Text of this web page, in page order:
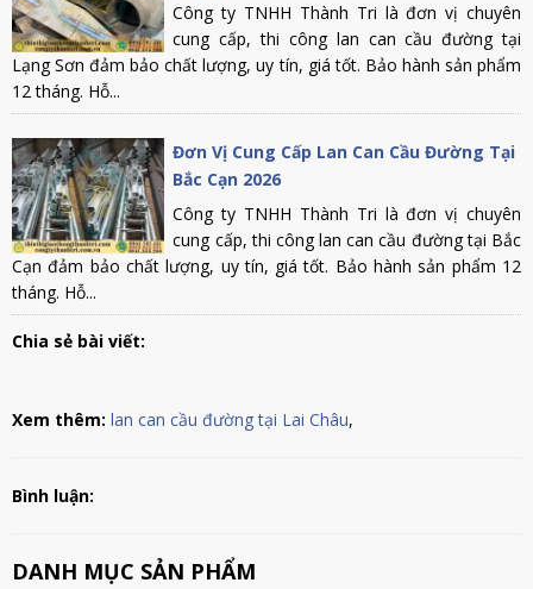
Công ty TNHH Thành Tri là đơn vị chuyên
cung cấp, thi công lan can cầu đường tại
Lạng Sơn đảm bảo chất lượng, uy tín, giá tốt. Bảo hành sản phẩm
12 tháng. Hỗ...
Đơn Vị Cung Cấp Lan Can Cầu Đường Tại
Bắc Cạn 2026
Công ty TNHH Thành Tri là đơn vị chuyên
cung cấp, thi công lan can cầu đường tại Bắc
Cạn đảm bảo chất lượng, uy tín, giá tốt. Bảo hành sản phẩm 12
tháng. Hỗ...
Chia sẻ bài viết:
Xem thêm: lan can cầu đường tại Lai Châu,
Bình luận:
DANH MỤC SẢN PHẨM